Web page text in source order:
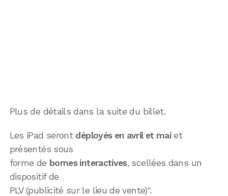
Plus de détails dans la suite du billet.
Les iPad seront déployés en avril et maiet
présentés sous
forme de bornes interactives, scellées dans un
dispositif de
PLV (publicité sur le lieu de vente)".